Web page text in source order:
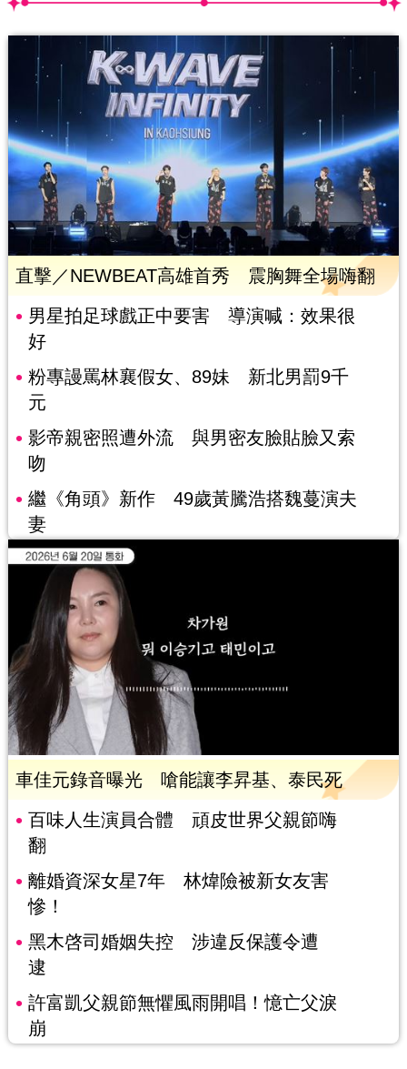
直擊／NEWBEAT高雄首秀 震胸舞全場嗨翻
男星拍足球戲正中要害 導演喊：效果很
好
粉專謾罵林襄假女、89妹 新北男罰9千
元
影帝親密照遭外流 與男密友臉貼臉又索
吻
繼《角頭》新作 49歲黃騰浩搭魏蔓演夫
妻
車佳元錄音曝光 嗆能讓李昇基、泰民死
百味人生演員合體 頑皮世界父親節嗨
翻
離婚資深女星7年 林煒險被新女友害
慘！
黑木啓司婚姻失控 涉違反保護令遭
逮
許富凱父親節無懼風雨開唱！憶亡父淚
崩